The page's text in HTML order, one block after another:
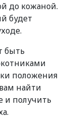
до кожаной.
будет
быть
положения
найти
и получить